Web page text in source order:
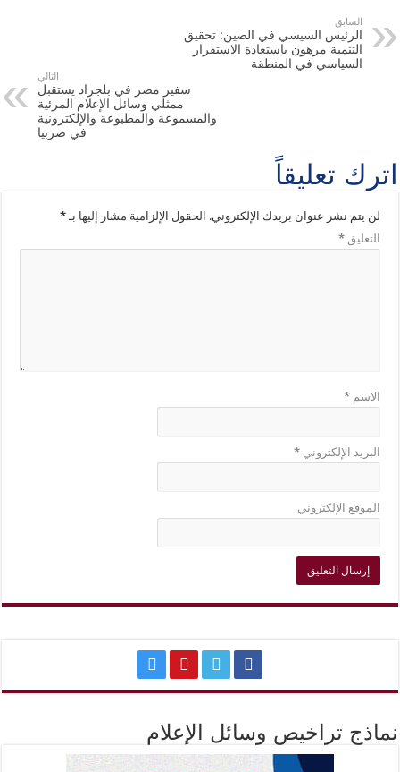
السابق
الرئيس السيسي في الصين: تحقيق
التنمية مرهون باستعادة الاستقرار
السياسي في المنطقة
التالي
سفير مصر في بلجراد يستقبل
ممثلي وسائل الإعلام المرئية
والمسموعة والمطبوعة والإلكترونية
في صربيا
اترك تعليقاً
لن يتم نشر عنوان بريدك الإلكتروني. الحقول الإلزامية مشار إليها بـ*
التعليق*
الاسم*
البريد الإلكتروني*
الموقع الإلكتروني
نماذج تراخيص وسائل الإعلام